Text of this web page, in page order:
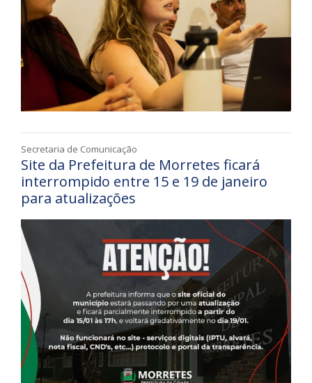
Secretaria de Comunicação
Site da Prefeitura de Morretes ficará
interrompido entre 15 e 19 de janeiro
para atualizações